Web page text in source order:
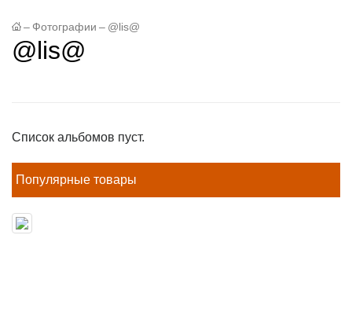
– Фотографии – @lis@
@lis@
Список альбомов пуст.
Популярные товары